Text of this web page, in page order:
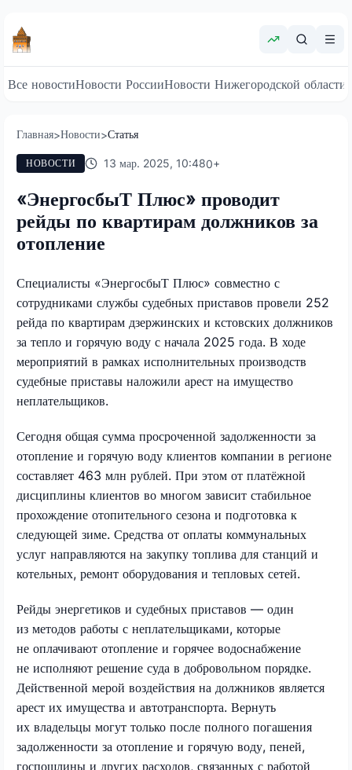
Все новостиНовости РоссииНовости Нижегородской области
Главная>Новости>Статья
НОВОСТИ 13 мар. 2025, 10:480+
«ЭнергосбыТ Плюс» проводит
рейды по квартирам должников за
отопление
Специалисты «ЭнергосбыТ Плюс» совместно с
сотрудниками службы судебных приставов провели 252
рейда по квартирам дзержинских и кстовских должников
за тепло и горячую воду с начала 2025 года. В ходе
мероприятий в рамках исполнительных производств
судебные приставы наложили арест на имущество
неплательщиков.
Сегодня общая сумма просроченной задолженности за
отопление и горячую воду клиентов компании в регионе
составляет 463 млн рублей. При этом от платёжной
дисциплины клиентов во многом зависит стабильное
прохождение отопительного сезона и подготовка к
следующей зиме. Средства от оплаты коммунальных
услуг направляются на закупку топлива для станций и
котельных, ремонт оборудования и тепловых сетей.
Рейды энергетиков и судебных приставов — один
из методов работы с неплательщиками, которые
не оплачивают отопление и горячее водоснабжение
не исполняют решение суда в добровольном порядке.
Действенной мерой воздействия на должников является
арест их имущества и автотранспорта. Вернуть
их владельцы могут только после полного погашения
задолженности за отопление и горячую воду, пеней,
госпошлины и других расходов, связанных с работой